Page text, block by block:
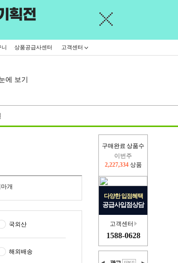
니 상품공급사센터 고객센터
에 보기
구매완료 상품수
지난주
이번주
2,227,334상품
다양한 입점혜택
공급사입점상담
고객센터
1588-0628
개
국외산
해외배송